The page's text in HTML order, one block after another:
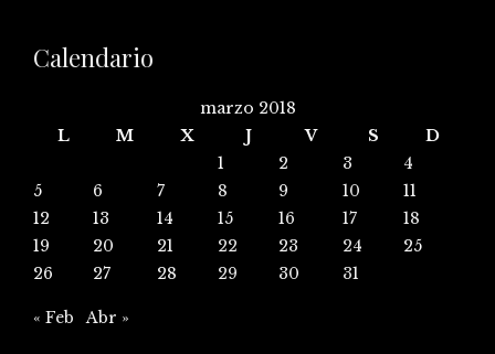
Calendario
marzo 2018
L
M X J V S
D
1
2 3
4
5
6 7 8 9 10
11
12
13 14 15 16 17
18
19
20 21 22 23 24
25
26
27 28 29 30 31
« Feb Abr »